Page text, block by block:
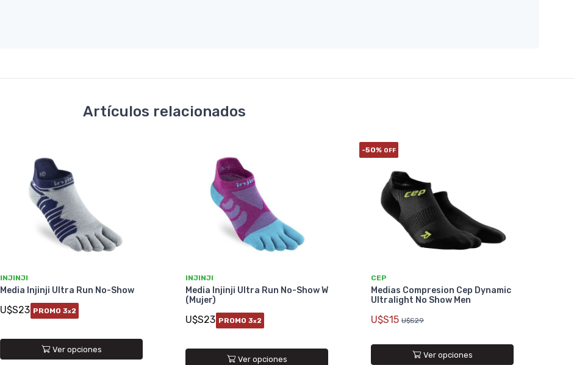
Artículos relacionados
INJINJI
Media Injinji Ultra Run No-Show
U$S23 PROMO 3x2
Ver opciones
INJINJI
Media Injinji Ultra Run No-Show W
(Mujer)
U$S23 PROMO 3x2
Ver opciones
-50% OFF
CEP
Medias Compresion Cep Dynamic
Ultralight No Show Men
U$S15 U$S29
Ver opciones